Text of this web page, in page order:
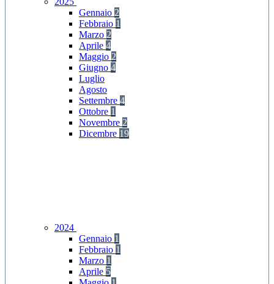
Gennaio 2
Febbraio 1
Marzo 2
Aprile 4
Maggio 2
Giugno 4
Luglio
Agosto
Settembre 4
Ottobre 1
Novembre 2
Dicembre 19
2024
Gennaio 1
Febbraio 1
Marzo 1
Aprile 5